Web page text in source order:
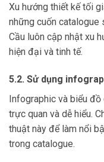
Xu hướng thiết kế tối
những cuốn catalogue
Cầu luôn cập nhật xu
hiện đại và tinh tế.
5.2. Sử dụng
Infographic và biểu
trực quan và dễ hiểu.
thuật này để làm nổi
trong catalogue.